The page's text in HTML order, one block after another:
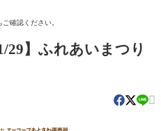
確認ください。
29】ふれあいまつり
